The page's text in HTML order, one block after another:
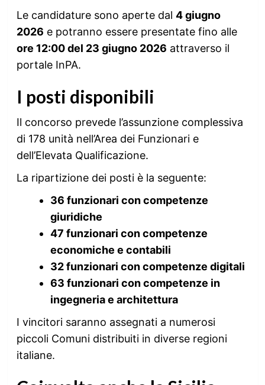
Le candidature sono aperte dal 4 giugno
2026 e potranno essere presentate fino alle
ore 12:00 del 23 giugno 2026 attraverso il
portale InPA.
I posti disponibili
Il concorso prevede l’assunzione complessiva
di 178 unità nell’Area dei Funzionari e
dell’Elevata Qualificazione.
La ripartizione dei posti è la seguente:
36 funzionari con competenze
giuridiche
47 funzionari con competenze
economiche e contabili
32 funzionari con competenze digitali
63 funzionari con competenze in
ingegneria e architettura
I vincitori saranno assegnati a numerosi
piccoli Comuni distribuiti in diverse regioni
italiane.